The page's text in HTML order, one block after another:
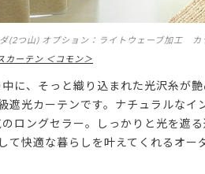
(2つ山) オプション：ライトウェーブ加工 カ
カーテン ＜コモン＞
に、そっと織り込まれた光沢糸が
遮光カーテンです。ナチュラルな
ロングセラー。しっかりと光を遮
て快適な暮らしを叶えてくれるオー